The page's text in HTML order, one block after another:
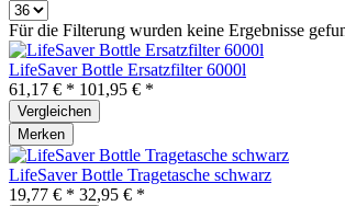
Für die Filterung wurden keine Ergebnisse
LifeSaver Bottle Ersatzfilter 6000l
61,17 € * 101,95 € *
Vergleichen
Merken
LifeSaver Bottle Tragetasche schwarz
19,77 € * 32,95 € *